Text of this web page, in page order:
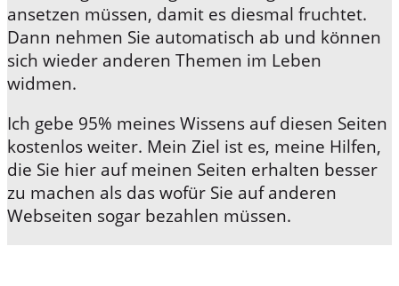
ansetzen müssen, damit es diesmal fruchtet.
Dann nehmen Sie automatisch ab und können
sich wieder anderen Themen im Leben
widmen.
Ich gebe 95% meines Wissens auf diesen Seiten
kostenlos weiter. Mein Ziel ist es, meine Hilfen,
die Sie hier auf meinen Seiten erhalten besser
zu machen als das wofür Sie auf anderen
Webseiten sogar bezahlen müssen.